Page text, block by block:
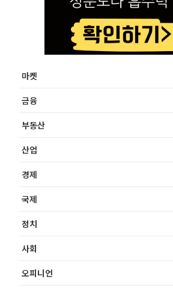
마켓
금융
부동산
산업
경제
국제
정치
사회
오피니언